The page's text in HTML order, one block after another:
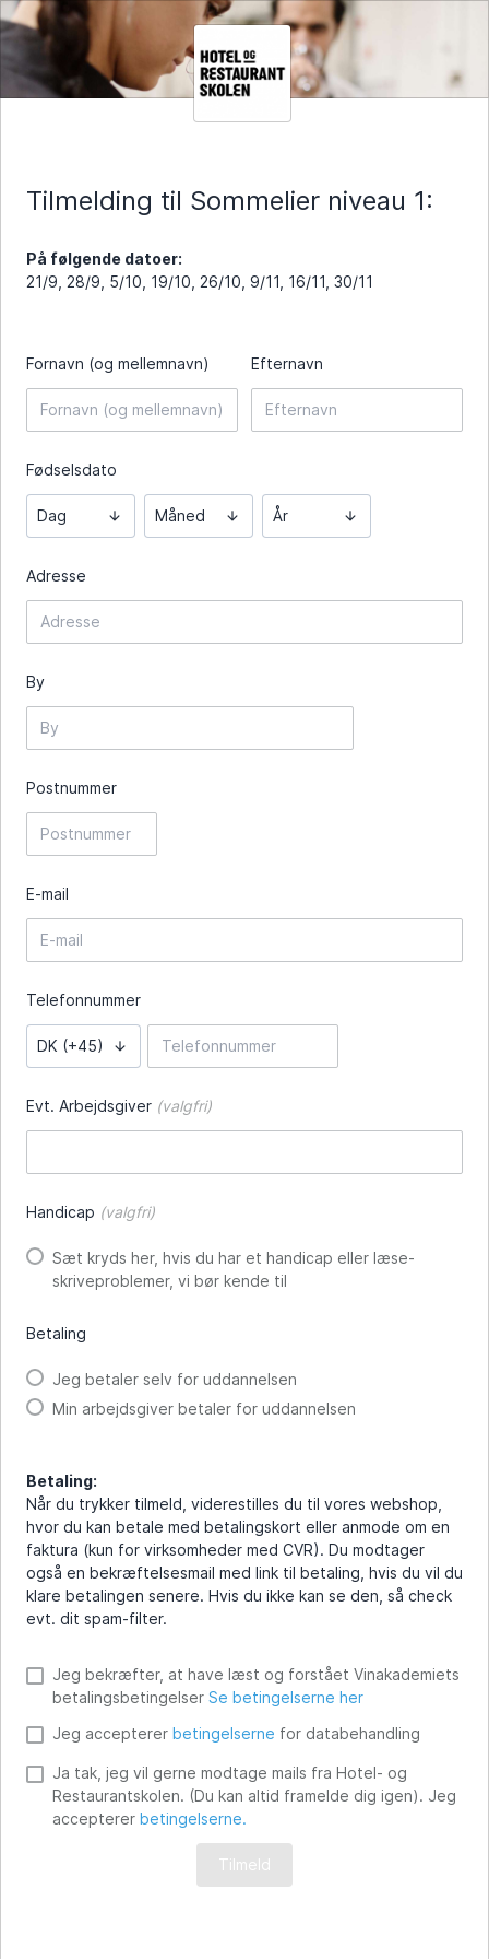
Tilmelding til Sommelier niveau 1:
På følgende datoer:
21/9, 28/9, 5/10, 19/10, 26/10, 9/11, 16/11, 30/11
Fornavn (og mellemnavn) Efternavn
Fødselsdato
Dag Måned År
Adresse
By
Postnummer
E-mail
Telefonnummer
DK (+45)
Evt. Arbejdsgiver (valgfri)
Handicap (valgfri)
Sæt kryds her, hvis du har et handicap eller læse-
skriveproblemer, vi bør kende til
Betaling
Jeg betaler selv for uddannelsen
Min arbejdsgiver betaler for uddannelsen
Betaling:
Når du trykker tilmeld, viderestilles du til vores webshop,
hvor du kan betale med betalingskort eller anmode om en
faktura (kun for virksomheder med CVR). Du modtager
også en bekræftelsesmail med link til betaling, hvis du vil du
klare betalingen senere. Hvis du ikke kan se den, så check
evt. dit spam-filter.
Jeg bekræfter, at have læst og forstået Vinakademiets
betalingsbetingelser Se betingelserne her
Jeg accepterer betingelserne for databehandling
Ja tak, jeg vil gerne modtage mails fra Hotel- og
Restaurantskolen. (Du kan altid framelde dig igen). Jeg
accepterer betingelserne.
Tilmeld